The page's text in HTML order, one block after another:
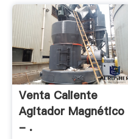
Venta Caliente
Agitador Magnético
- .